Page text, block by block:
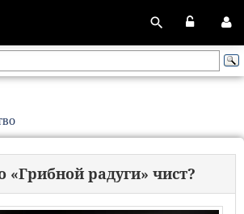
«Грибной радуги» чист?